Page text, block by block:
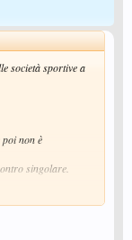
società sportive a
non è
singolare.​